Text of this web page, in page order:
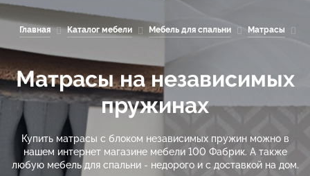
Главная Каталог мебели Мебель для спальни Матрасы
Матрасы на независимых
пружинах
Купить матрасы с блоком независимых пружин можно в
нашем интернет магазине мебели 100 Фабрик. А также
любую мебель для спальни - недорого и с доставкой на дом.